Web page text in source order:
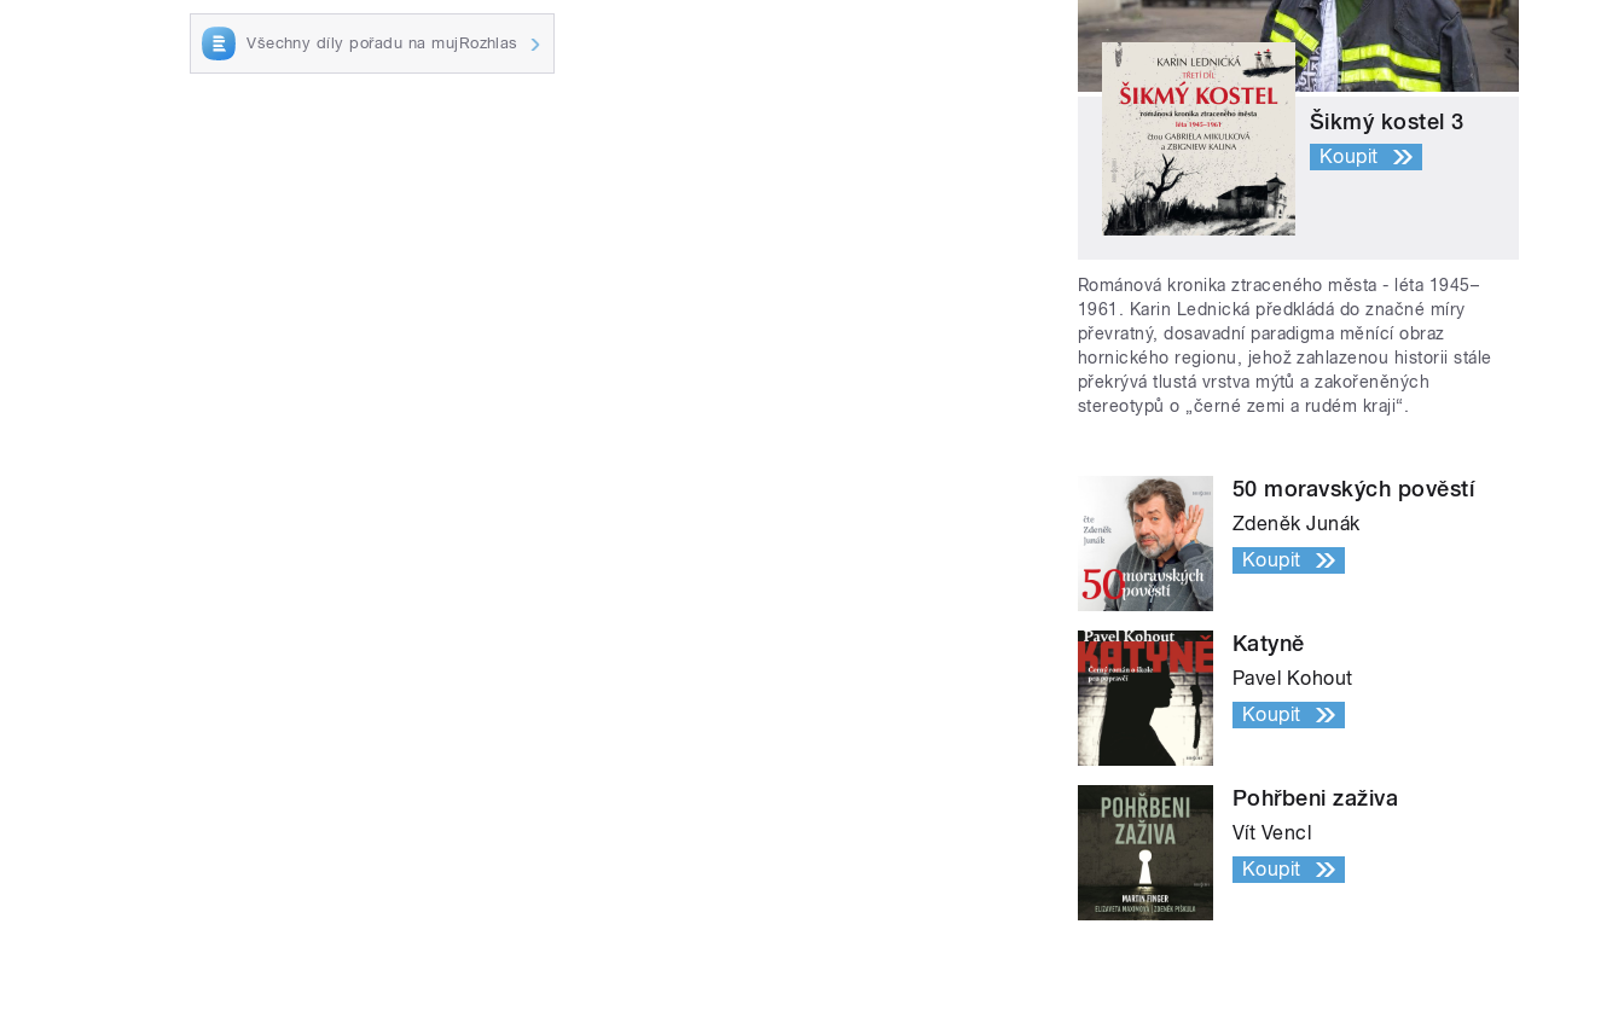
Všechny díly pořadu na mujRozhlas
Šikmý kostel 3
Koupit
Románová kronika ztraceného města - léta 1945–
1961. Karin Lednická předkládá do značné míry
převratný, dosavadní paradigma měnící obraz
hornického regionu, jehož zahlazenou historii stále
překrývá tlustá vrstva mýtů a zakořeněných
stereotypů o „černé zemi a rudém kraji“.
50 moravských pověstí
Zdeněk Junák
Koupit
Katyně
Pavel Kohout
Koupit
Pohřbeni zaživa
Vít Vencl
Koupit